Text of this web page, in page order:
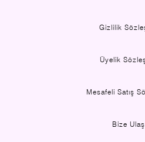
Gizlilik
Üyelik
Mesafeli Satış
Bize